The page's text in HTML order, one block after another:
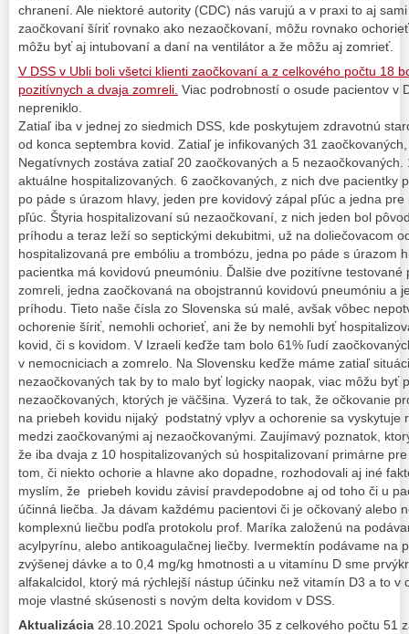
chranení. Ale niektoré autority (CDC) nás varujú a v praxi to aj
zaočkovaní šíriť rovnako ako nezaočkovaní, môžu rovnako
môžu byť aj intubovaní a daní na ventilátor a že môžu aj zomrieť.
V DSS v Ubli boli všetci klienti zaočkovaní a z celkového počtu 18
pozitívnych a dvaja zomreli. Viac podrobností o osude pacientov v
nepreniklo.
Zatiaľ iba v jednej zo siedmich DSS, kde poskytujem zdravotnú
od konca septembra kovid. Zatiaľ je infikovaných 31
Negatívnych zostáva zatiaľ 20 zaočkovaných a 5
aktuálne hospitalizovaných. 6 zaočkovaných, z nich dve pacientky
po páde s úrazom hlavy, jeden pre kovidový zápal pľúc a jedna
pľúc. Štyria hospitalizovaní sú nezaočkovaní, z nich jeden bol
príhodu a teraz leží so septickými dekubitmi, už na doliečovacom
hospitalizovaná pre embóliu a trombózu, jedna po páde s úrazom
pacientka má kovidovú pneumóniu. Ďalšie dve pozitívne testované
zomreli, jedna zaočkovaná na obojstrannú kovidovú pneumóniu a
príhodu. Tieto naše čísla zo Slovenska sú malé, avšak vôbec
ochorenie šíriť, nemohli ochorieť, ani že by nemohli byť
kovid, či s kovidom. V Izraeli keďže tam bolo 61% ľudí
v nemocniciach a zomrelo. Na Slovensku keďže máme zatiaľ
nezaočkovaných tak by to malo byť logicky naopak, viac môžu byť
nezaočkovaných, ktorých je väčšina. Vyzerá to tak, že očkovanie
na priebeh kovidu nijaký podstatný vplyv a ochorenie sa vyskytuje
medzi zaočkovanými aj nezaočkovanými. Zaujímavý poznatok,
že iba dvaja z 10 hospitalizovaných sú hospitalizovaní primárne
tom, či niekto ochorie a hlavne ako dopadne, rozhodovali aj iné
myslím, že priebeh kovidu závisí pravdepodobne aj od toho či u
účinná liečba. Ja dávam každému pacientovi či je očkovaný alebo
komplexnú liečbu podľa protokolu prof. Maríka založenú na
acylpyrínu, alebo antikoagulačnej liečby. Ivermektín podávame na
zvýšenej dávke a to 0,4 mg/kg hmotnosti a u vitamínu D sme
alfakalcidol, ktorý má rýchlejší nástup účinku než vitamín D3 a to v
moje vlastné skúsenosti s novým delta kovidom v DSS.
Aktualizácia 28.10.2021 Spolu ochorelo 35 z celkového počtu 51